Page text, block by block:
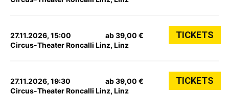
27.11.2026, 15:00
Circus-Theater Roncalli Linz, Linz
ab 39,00 € TICKETS
27.11.2026, 19:30
Circus-Theater Roncalli Linz, Linz
ab 39,00 € TICKETS